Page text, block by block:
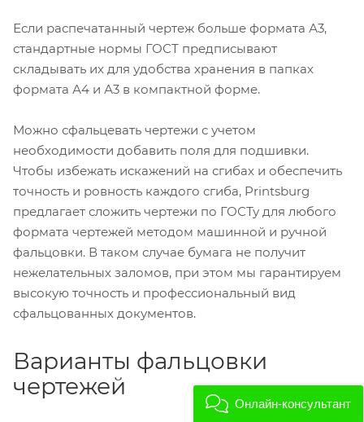
Если распечатанный чертеж больше формата А3,
стандартные нормы ГОСТ предписывают
складывать их для удобства хранения в папках
формата А4 и А3 в компактной форме.
Можно сфальцевать чертежи с учетом
необходимости добавить поля для подшивки.
Чтобы избежать искажений на сгибах и обеспечить
точность и ровность каждого сгиба, Printsburg
предлагает сложить чертежи по ГОСТу для любого
формата чертежей методом машинной и ручной
фальцовки. В таком случае бумага не получит
нежелательных заломов, при этом мы гарантируем
высокую точность и профессиональный вид
сфальцованных документов.
Варианты фальцовки
чертежей
Онлайн-консультант